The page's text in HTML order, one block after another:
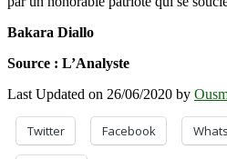
Bakara Diallo
Source : L’Analyste
Last Updated on 26/06/2020 by
Twitter Facebook